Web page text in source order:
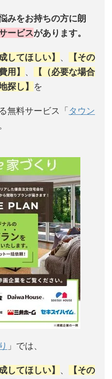
みをお持ちの方に朗
ービスがあります。
してほしい】 、
【その
用】 、
【（必要な場合
探し】 を
無料サービス「 タウン
」では、
してほしい】 、
【その